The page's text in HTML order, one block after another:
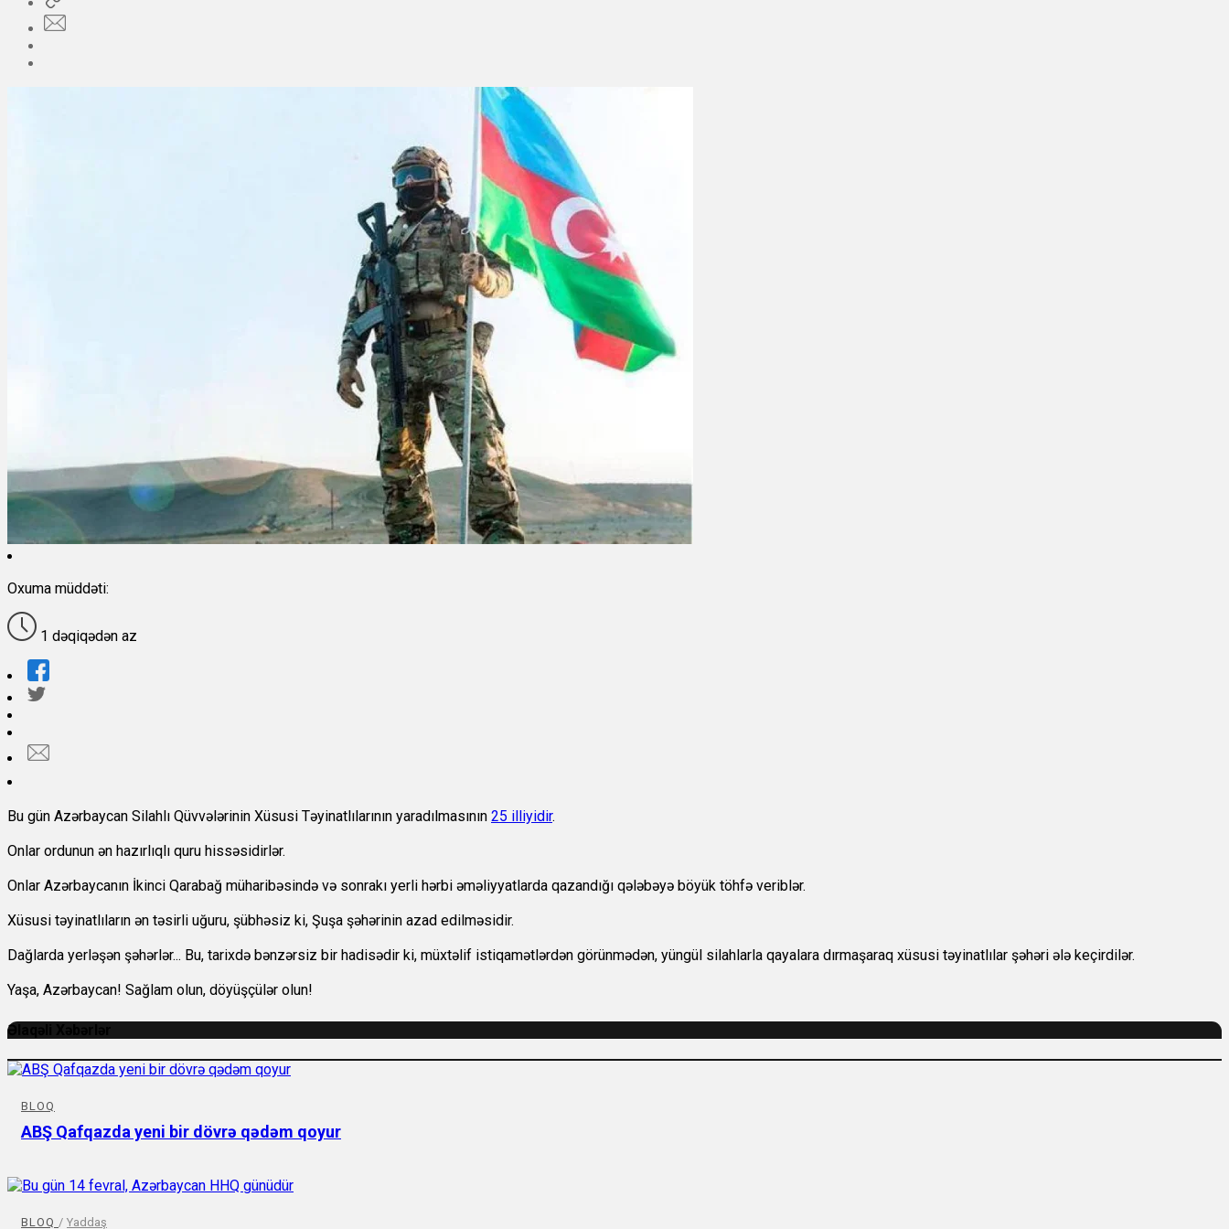
Oxuma müddəti:
1 dəqiqədən az
Bu gün Azərbaycan Silahlı Qüvvələrinin Xüsusi Təyinatlılarının yaradılmasının 25 illiyidir.
Onlar ordunun ən hazırlıqlı quru hissəsidirlər.
Onlar Azərbaycanın İkinci Qarabağ müharibəsində və sonrakı yerli hərbi əməliyyatlarda qazandığı qələbəyə böyük töhfə veriblər.
Xüsusi təyinatlıların ən təsirli uğuru, şübhəsiz ki, Şuşa şəhərinin azad edilməsidir.
Dağlarda yerləşən şəhərlər... Bu, tarixdə bənzərsiz bir hadisədir ki, müxtəlif istiqamətlərdən görünmədən, yüngül silahlarla qayalara dırmaşaraq xüsusi təyinatlılar şəhəri ələ keçirdilər.
Yaşa, Azərbaycan! Sağlam olun, döyüşçülər olun!
Əlaqəli Xəbərlər
BLOQ
ABŞ Qafqazda yeni bir dövrə qədəm qoyur
BLOQ / Yaddaş